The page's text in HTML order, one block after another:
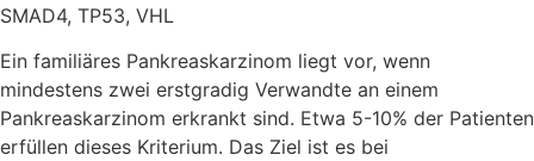
SMAD4, TP53, VHL
Ein familiäres Pankreaskarzinom liegt vor, wenn
mindestens zwei erstgradig Verwandte an einem
Pankreaskarzinom erkrankt sind. Etwa 5-10% der Patienten
erfüllen dieses Kriterium. Das Ziel ist es bei